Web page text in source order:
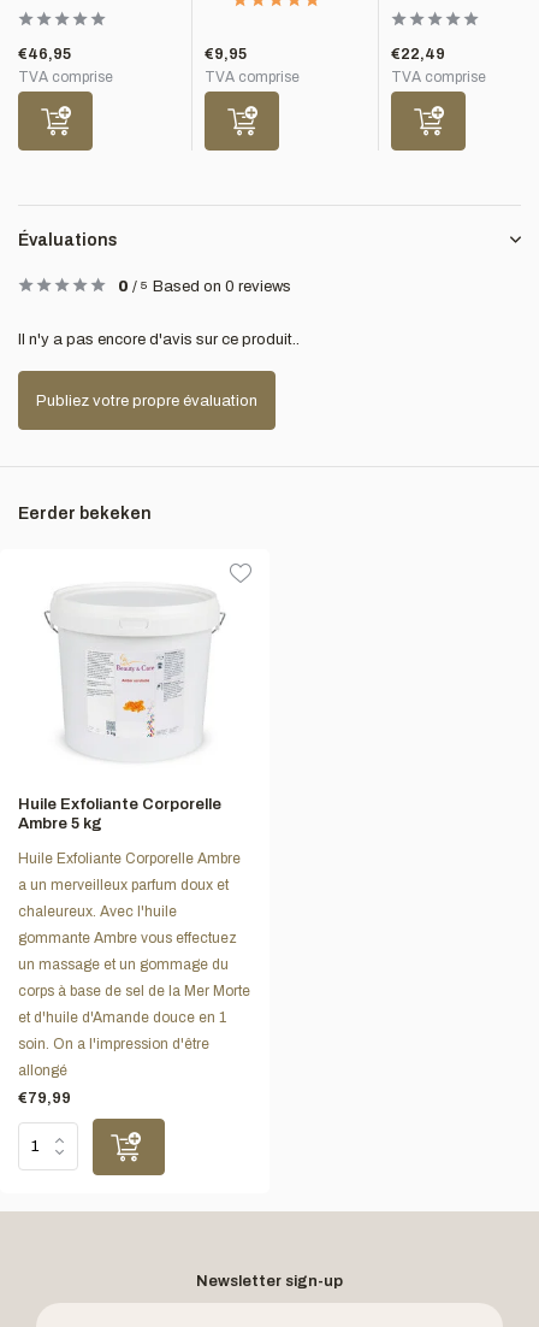
€46,95
TVA comprise
€9,95
TVA comprise
€22,49
TVA comprise
Évaluations
0 / 5 Based on 0 reviews
Il n'y a pas encore d'avis sur ce produit..
Publiez votre propre évaluation
Eerder bekeken
Huile Exfoliante Corporelle
Ambre 5 kg
Huile Exfoliante Corporelle Ambre
a un merveilleux parfum doux et
chaleureux. Avec l'huile
gommante Ambre vous effectuez
un massage et un gommage du
corps à base de sel de la Mer Morte
et d'huile d'Amande douce en 1
soin. On a l'impression d'être
allongé
€79,99
Newsletter sign-up